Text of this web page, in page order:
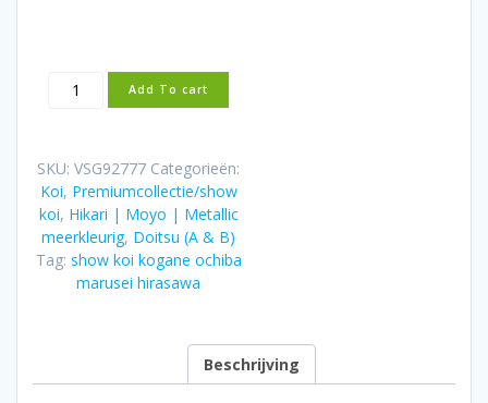
Doitsu
Kogane
Marusei
Sansai
Female
aantal
Add To cart
SKU: VSG92777 Categorieën:
Koi, Premiumcollectie/show
koi, Hikari | Moyo | Metallic
meerkleurig, Doitsu (A & B)
Tag: show koi kogane ochiba
marusei hirasawa
Beschrijving